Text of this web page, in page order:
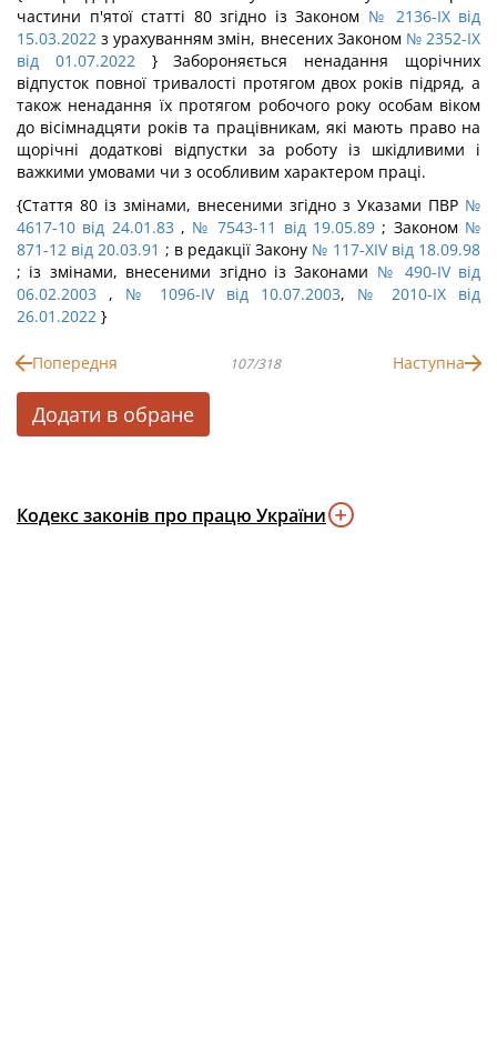
частини п'ятої статті 80 згідно із Законом № 2136-IX від
15.03.2022 з урахуванням змін, внесених Законом № 2352-IX
від 01.07.2022}Забороняється ненадання щорічних
відпусток повної тривалості протягом двох років підряд, а
також ненадання їх протягом робочого року особам віком
до вісімнадцяти років та працівникам, які мають право на
щорічні додаткові відпустки за роботу із шкідливими і
важкими умовами чи з особливим характером праці.
{Стаття 80 із змінами, внесеними згідно з Указами ПВР №
4617-10 від 24.01.83 , № 7543-11 від 19.05.89; Законом №
871-12 від 20.03.91 ; в редакції Закону № 117-XIV від 18.09.98
; із змінами, внесеними згідно із Законами № 490-IV від
06.02.2003 , № 1096-IV від 10.07.2003, № 2010-IX від
26.01.2022 }
Попередня 107/318 Наступна
Додати в обране
Кодекс законів про працю України